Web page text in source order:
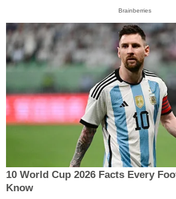
Brainberries
10 World Cup 2026 Facts Every
Know